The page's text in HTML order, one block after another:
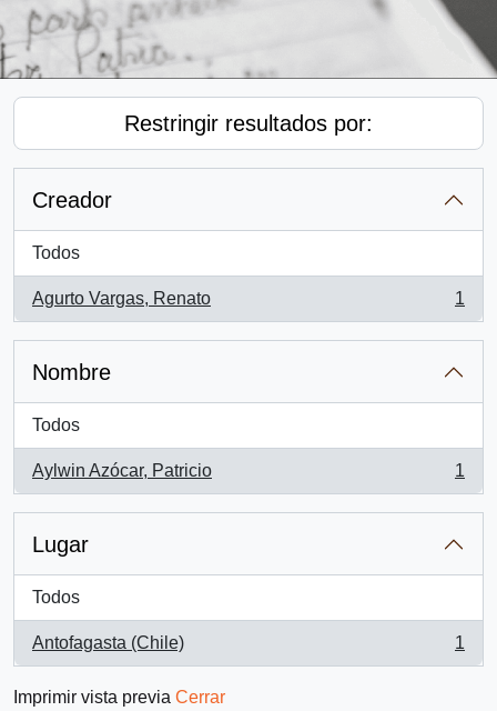
Restringir resultados por:
Creador
Todos
Agurto Vargas, Renato
, 1 resultados
1
Nombre
Todos
Aylwin Azócar, Patricio
, 1 resultados
1
Lugar
Todos
Antofagasta (Chile)
, 1 resultados
1
Imprimir vista previa Cerrar